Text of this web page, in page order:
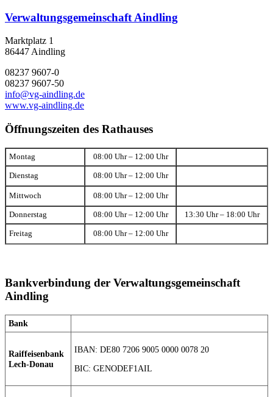
Verwaltungsgemeinschaft Aindling
Marktplatz 1
86447 Aindling
08237 9607-0
08237 9607-50
info@vg-aindling.de
www.vg-aindling.de
Öffnungszeiten des Rathauses
Montag 08:00 Uhr – 12:00 Uhr
Dienstag 08:00 Uhr – 12:00 Uhr
Mittwoch 08:00 Uhr – 12:00 Uhr
Donnerstag 08:00 Uhr – 12:00 Uhr 13:30 Uhr – 18:00 Uhr
Freitag 08:00 Uhr – 12:00 Uhr
Bankverbindung der Verwaltungsgemeinschaft
Aindling
Bank
Raiffeisenbank
Lech-Donau
IBAN: DE80 7206 9005 0000 0078 20
BIC: GENODEF1AIL